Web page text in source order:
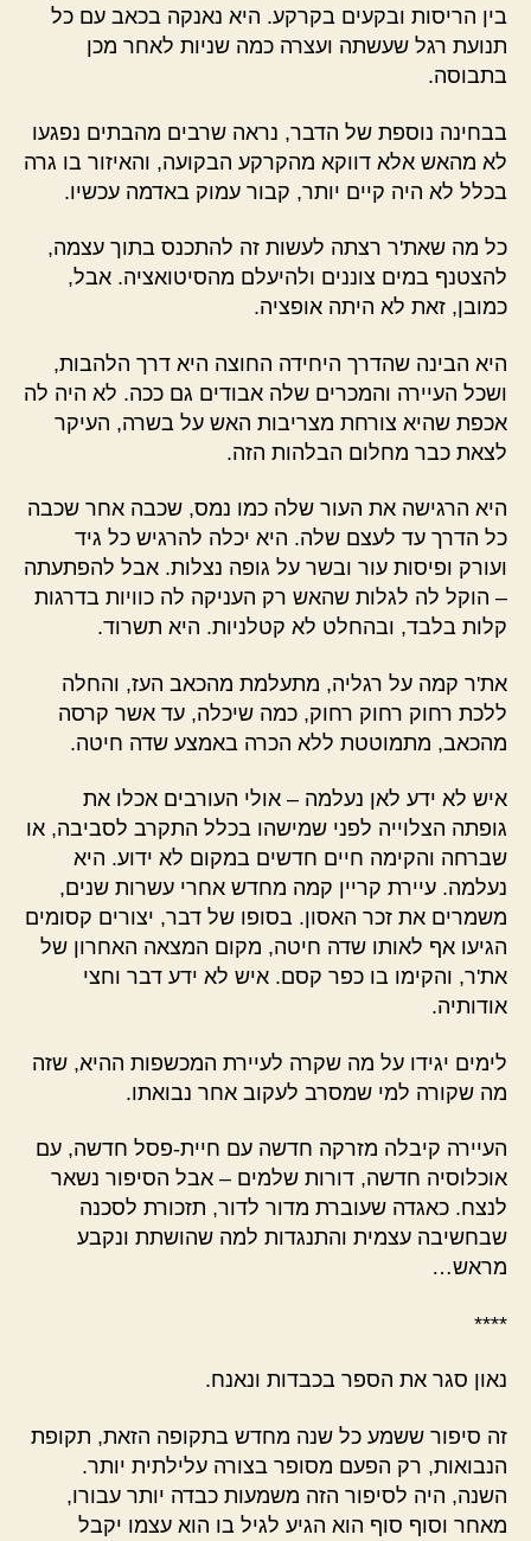
בין הריסות ובקעים בקרקע. היא נאנקה בכאב עם כל
תנועת רגל שעשתה ועצרה כמה שניות לאחר מכן
בתבוסה.
בבחינה נוספת של הדבר, נראה שרבים מהבתים נפגעו
לא מהאש אלא דווקא מהקרקע הבקועה, והאיזור בו גרה
בכלל לא היה קיים יותר, קבור עמוק באדמה עכשיו.
כל מה שאת'ר רצתה לעשות זה להתכנס בתוך עצמה,
להצטנף במים צוננים ולהיעלם מהסיטואציה. אבל,
כמובן, זאת לא היתה אופציה.
היא הבינה שהדרך היחידה החוצה היא דרך הלהבות,
ושכל העיירה והמכרים שלה אבודים גם ככה. לא היה לה
אכפת שהיא צורחת מצריבות האש על בשרה, העיקר
לצאת כבר מחלום הבלהות הזה.
היא הרגישה את העור שלה כמו נמס, שכבה אחר שכבה
כל הדרך עד לעצם שלה. היא יכלה להרגיש כל גיד
ועורק ופיסות עור ובשר על גופה נצלות. אבל להפתעתה
– הוקל לה לגלות שהאש רק העניקה לה כוויות בדרגות
קלות בלבד, ובהחלט לא קטלניות. היא תשרוד.
את'ר קמה על רגליה, מתעלמת מהכאב העז, והחלה
ללכת רחוק רחוק רחוק, כמה שיכלה, עד אשר קרסה
מהכאב, מתמוטטת ללא הכרה באמצע שדה חיטה.
איש לא ידע לאן נעלמה – אולי העורבים אכלו את
גופתה הצלוייה לפני שמישהו בכלל התקרב לסביבה, או
שברחה והקימה חיים חדשים במקום לא ידוע. היא
נעלמה. עיירת קריין קמה מחדש אחרי עשרות שנים,
משמרים את זכר האסון. בסופו של דבר, יצורים קסומים
הגיעו אף לאותו שדה חיטה, מקום המצאה האחרון של
את'ר, והקימו בו כפר קסם. איש לא ידע דבר וחצי
אודותיה.
לימים יגידו על מה שקרה לעיירת המכשפות ההיא, שזה
מה שקורה למי שמסרב לעקוב אחר נבואתו.
העיירה קיבלה מזרקה חדשה עם חיית-פסל חדשה, עם
אוכלוסיה חדשה, דורות שלמים – אבל הסיפור נשאר
לנצח. כאגדה שעוברת מדור לדור, תזכורת לסכנה
שבחשיבה עצמית והתנגדות למה שהושתת ונקבע
מראש…
****
נאון סגר את הספר בכבדות ונאנח.
זה סיפור ששמע כל שנה מחדש בתקופה הזאת, תקופת
הנבואות, רק הפעם מסופר בצורה עלילתית יותר.
השנה, היה לסיפור הזה משמעות כבדה יותר עבורו,
מאחר וסוף סוף הוא הגיע לגיל בו הוא עצמו יקבל